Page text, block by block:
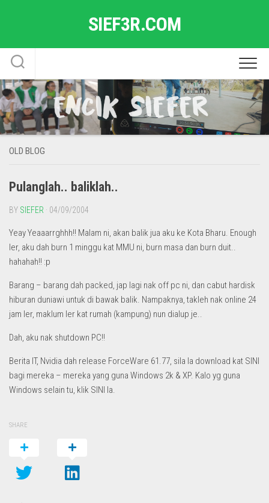
SIEF3R.COM
OLD BLOG
Pulanglah.. baliklah..
BY SIEFER · 04/09/2004
Yeay Yeaaarrghhh!! Malam ni, akan balik jua aku ke Kota Bharu. Enough
ler, aku dah burn 1 minggu kat MMU ni, burn masa dan burn duit..
hahahah!! :p
Barang – barang dah packed, jap lagi nak off pc ni, dan cabut hardisk
hiburan duniawi untuk di bawak balik. Nampaknya, takleh nak online 24
jam ler, maklum ler kat rumah (kampung) nun dialup je..
Dah, aku nak shutdown PC!!
Berita IT, Nvidia dah release ForceWare 61.77, sila la download kat SINI
bagi mereka – mereka yang guna Windows 2k & XP. Kalo yg guna
Windows selain tu, klik SINI la.
SHARE